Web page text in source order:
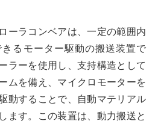
ーラコンベアは、一定の範囲内
るモーター駆動の搬送装置で
ラーを使用し、支持構造として
ムを備え、マイクロモーターを
動することで、自動マテリアル
ます。この装置は、動力搬送と